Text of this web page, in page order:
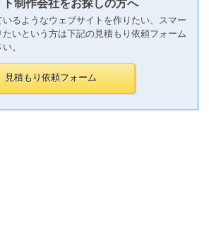
制作会社をお探しの方へ
るようなウェブサイトを作りたい、スマー
たいという方は下記の見積もり依頼フォーム
。